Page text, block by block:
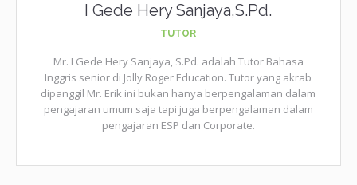
I Gede Hery Sanjaya,S.Pd.
TUTOR
Mr. I Gede Hery Sanjaya, S.Pd. adalah Tutor Bahasa
Inggris senior di Jolly Roger Education. Tutor yang akrab
dipanggil Mr. Erik ini bukan hanya berpengalaman dalam
pengajaran umum saja tapi juga berpengalaman dalam
pengajaran ESP dan Corporate.